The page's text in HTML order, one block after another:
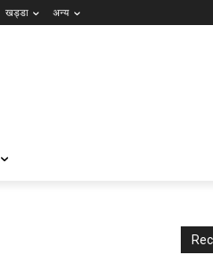
खड्डा अन्य